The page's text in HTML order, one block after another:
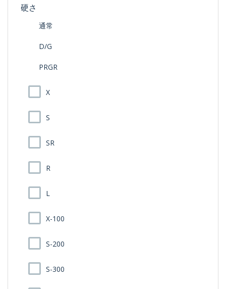
硬さ
通常
D/G
PRGR
X
S
SR
R
L
X-100
S-200
S-300